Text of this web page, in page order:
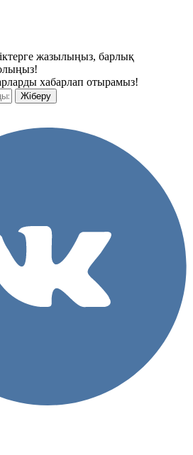
жазылыңыз, барлық
хабарлап отырамыз!